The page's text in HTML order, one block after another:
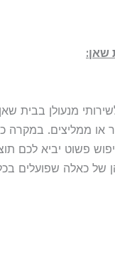
שאן:
מנעולן בבית
או ממליצים. במקרה
פשוט יביא לכם
של כאלה שפועלים